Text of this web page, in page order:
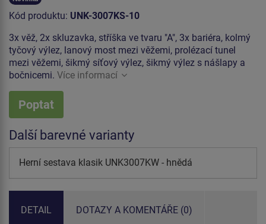
Kód produktu: UNK-3007KS-10
3x věž, 2x skluzavka, stříška ve tvaru "A", 3x bariéra, kolmý
tyčový výlez, lanový most mezi věžemi, prolézací tunel
mezi věžemi, šikmý síťový výlez, šikmý výlez s nášlapy a
bočnicemi. Více informací
Poptat
Další barevné varianty
Herní sestava klasik UNK3007KW - hnědá
DETAIL DOTAZY A KOMENTÁŘE (0)